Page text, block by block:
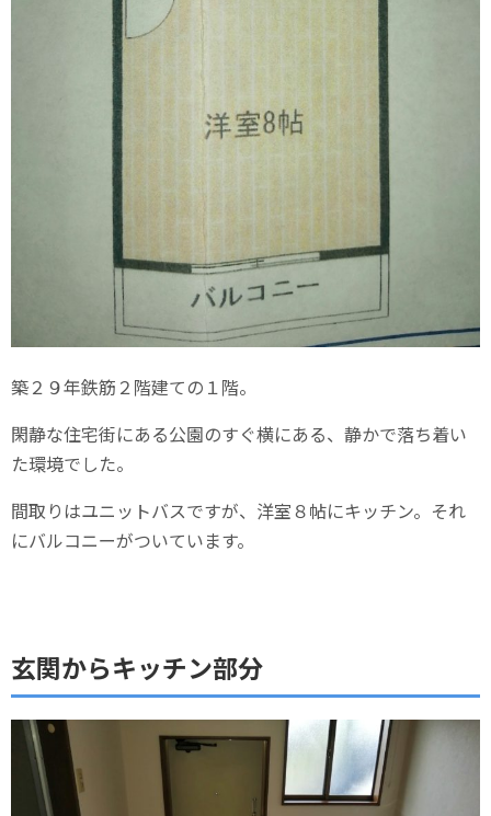
築２９年鉄筋２階建ての１階。
閑静な住宅街にある公園のすぐ横にある、静かで落ち着い
た環境でした。
間取りはユニットバスですが、洋室８帖にキッチン。それ
にバルコニーがついています。
玄関からキッチン部分